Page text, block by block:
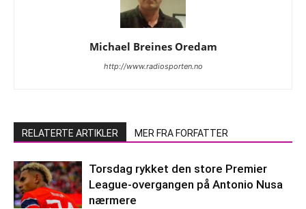
Michael Breines Oredam
http://www.radiosporten.no
RELATERTE ARTIKLER MER FRA FORFATTER
Torsdag rykket den store Premier
League-overgangen på Antonio Nusa
nærmere